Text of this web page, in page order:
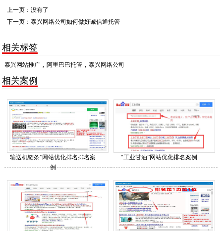
上一页：没有了
下一页：泰兴网络公司如何做好诚信通托管
相关标签
泰兴网站推广 , 阿里巴巴托管 , 泰兴网络公司
相关案例
输送机链条”网站优化排名排名案
例
“工业甘油”网站优化排名案例